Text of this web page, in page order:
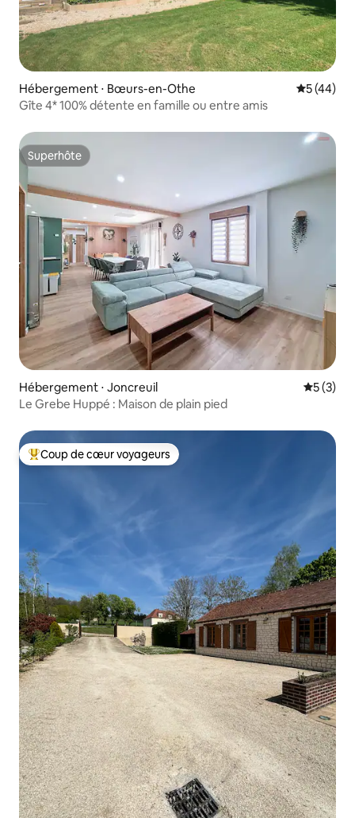
Hébergement ⋅ Bœurs-en-Othe
5 (44)
Gîte 4* 100% détente en famille ou entre amis
Superhôte
Superhôte
Hébergement ⋅ Joncreuil
5 (3)
Le Grebe Huppé : Maison de plain pied
Coups de cœur voyageurs les plus appréciés
Coup de cœur voyageurs